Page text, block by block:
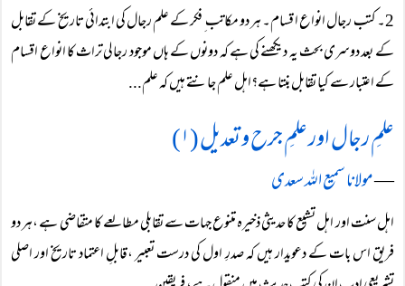
2۔ کتب رجال انواع ا قسام۔ ہر دو مکاتب ِ فکر کے علم رجال کی ابتدائی تاریخ کے تقابل
کے بعد دوسری بحث یہ دیکھنے کی ہے کہ دونوں کے ہاں موجود رجالی تراث کا انواع اقسام
کے اعتبار سے کیا تقابل بنتا ہے؟اہل علم جانتے ہیں کہ علم...
علمِ رجال اور علمِ جرح و تعدیل (۱)
―مولانا سمیع اللہ سعدی
اہل سنت اور اہل تشیع کا حدیثی ذخیرہ متنوع جہات سے تقابلی مطالعے کا متقاضی ہے ،ہر دو
فریق اس بات کے دعویدار ہیں کہ صدرِ اول کی درست تعبیر ،قابلِ اعتماد تاریخ اور اصلی